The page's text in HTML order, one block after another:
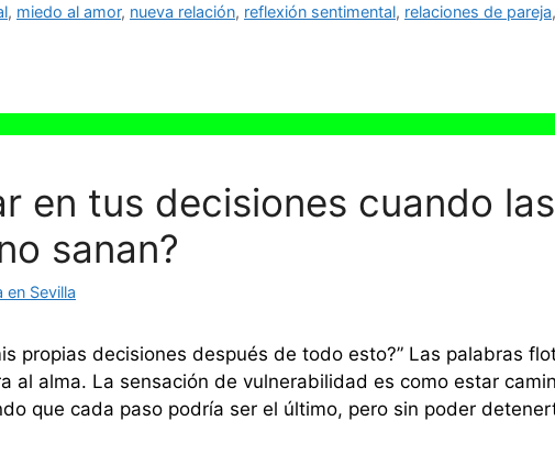
, miedo al amor, nueva relación, reflexión sentimental, relaciones de pareja,
en tus decisiones cuando
sanan?
en Sevilla
propias decisiones después de todo esto?” Las palabras
al alma. La sensación de vulnerabilidad es como estar
que cada paso podría ser el último, pero sin poder